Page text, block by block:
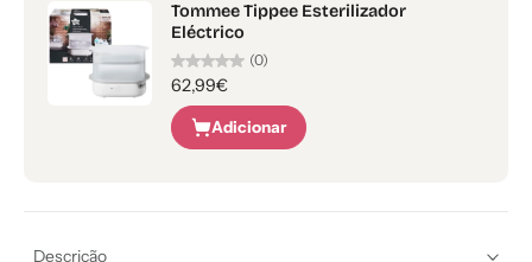
Tommee Tippee Esterilizador
Eléctrico
(0)
62,99€
Adicionar
Descrição